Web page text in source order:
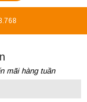
mãi hàng tuần